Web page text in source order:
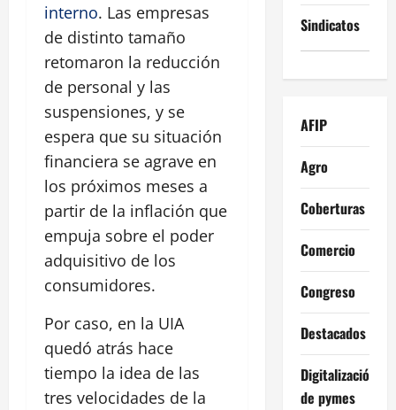
interno. Las empresas
de distinto tamaño
retomaron la reducción
de personal y las
suspensiones, y se
espera que su situación
financiera se agrave en
los próximos meses a
partir de la inflación que
empuja sobre el poder
adquisitivo de los
consumidores.
Por caso, en la UIA
quedó atrás hace
tiempo la idea de las
tres velocidades de la
Sindicatos
AFIP
Agro
Coberturas
Comercio
Congreso
Destacados
Digitalización
de pymes